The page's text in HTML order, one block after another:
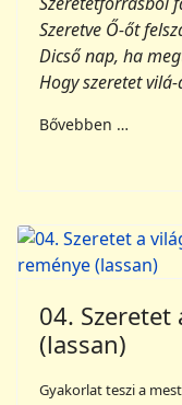
Szeretve Ő-őt
Dicső nap, ha
Hogy szeretet
Bővebben …
04.
(lassan)
Gyakorlat teszi a